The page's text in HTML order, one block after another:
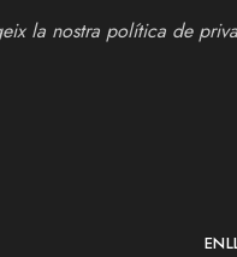
la nostra política de